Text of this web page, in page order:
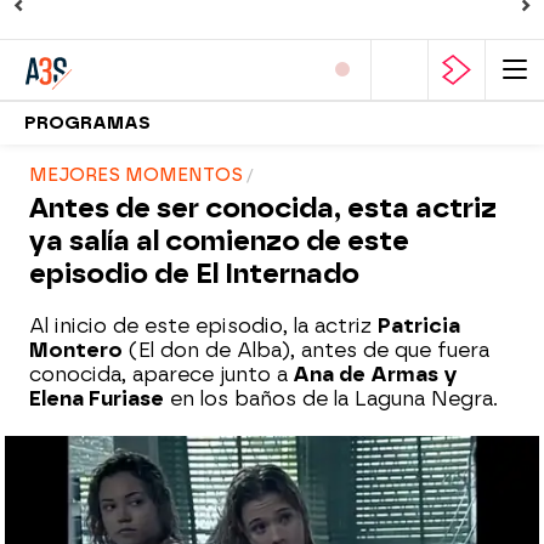
PROGRAMAS
MEJORES MOMENTOS
Antes de ser conocida, esta actriz
ya salía al comienzo de este
episodio de El Internado
Al inicio de este episodio, la actriz Patricia
Montero (El don de Alba), antes de que fuera
conocida, aparece junto a Ana de Armas y
Elena Furiase en los baños de la Laguna Negra.